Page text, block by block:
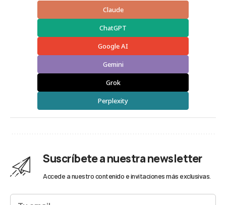
Claude
ChatGPT
Google AI
Gemini
Grok
Perplexity
Suscríbete a nuestra newsletter
Accede a nuestro contenido e invitaciones más exclusivas.